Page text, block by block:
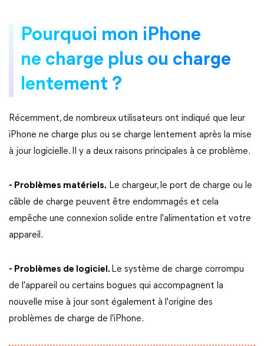
Pourquoi mon iPhone
ne charge plus ou charge
lentement ?
Récemment, de nombreux utilisateurs ont indiqué que leur
iPhone ne charge plus ou se charge lentement après la mise
à jour logicielle. Il y a deux raisons principales à ce problème.
- Problèmes matériels. Le chargeur, le port de charge ou le
câble de charge peuvent être endommagés et cela
empêche une connexion solide entre l'alimentation et votre
appareil.
- Problèmes de logiciel. Le système de charge corrompu
de l'appareil ou certains bogues qui accompagnent la
nouvelle mise à jour sont également à l'origine des
problèmes de charge de l'iPhone.